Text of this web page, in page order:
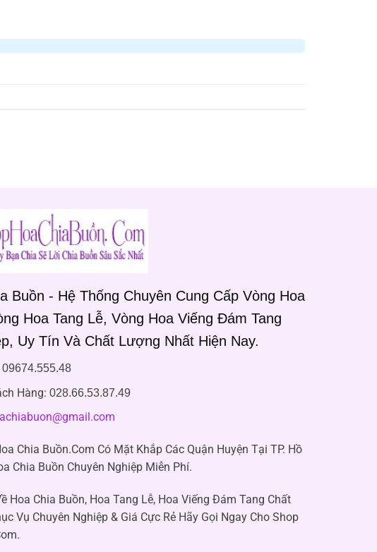
Buồn - Hệ Thống Chuyên Cung Cấp Vòng Hoa
Hoa Tang Lễ, Vòng Hoa Viếng Đám Tang
Uy Tín Và Chất Lượng Nhất Hiện Nay.
09674.555.48
Hàng: 028.66.53.87.49
Chia Buồn.Com Có Mặt Khắp Các Quận Huyện Tại TP. Hồ
Chia Buồn Chuyên Nghiệp Miễn Phí.
Hoa Chia Buồn, Hoa Tang Lễ, Hoa Viếng Đám Tang Chất
Vụ Chuyên Nghiệp & Giá Cực Rẻ Hãy Gọi Ngay Cho Shop